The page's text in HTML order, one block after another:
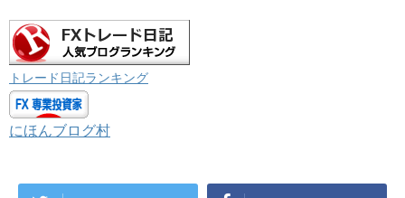
トレード日記ランキング
にほんブログ村